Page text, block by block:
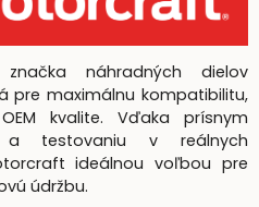
náhradných dielov
pre maximálnu kompatibilitu,
kvalite. Vďaka prísnym
a testovaniu v reálnych
ideálnou voľbou pre
údržbu.